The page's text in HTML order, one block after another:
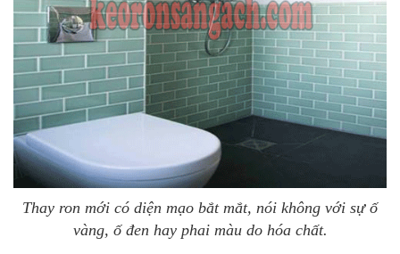
Thay ron mới có diện mạo bắt mắt, nói không với sự ố
vàng, ố đen hay phai màu do hóa chất.